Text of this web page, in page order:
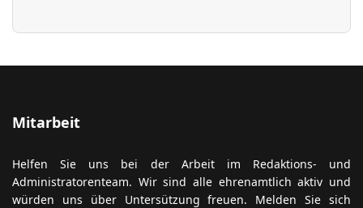
Mitarbeit
Helfen Sie uns bei der Arbeit im Redaktions- und
Administratorenteam. Wir sind alle ehrenamtlich aktiv und
würden uns über Untersützung freuen. Melden Sie sich